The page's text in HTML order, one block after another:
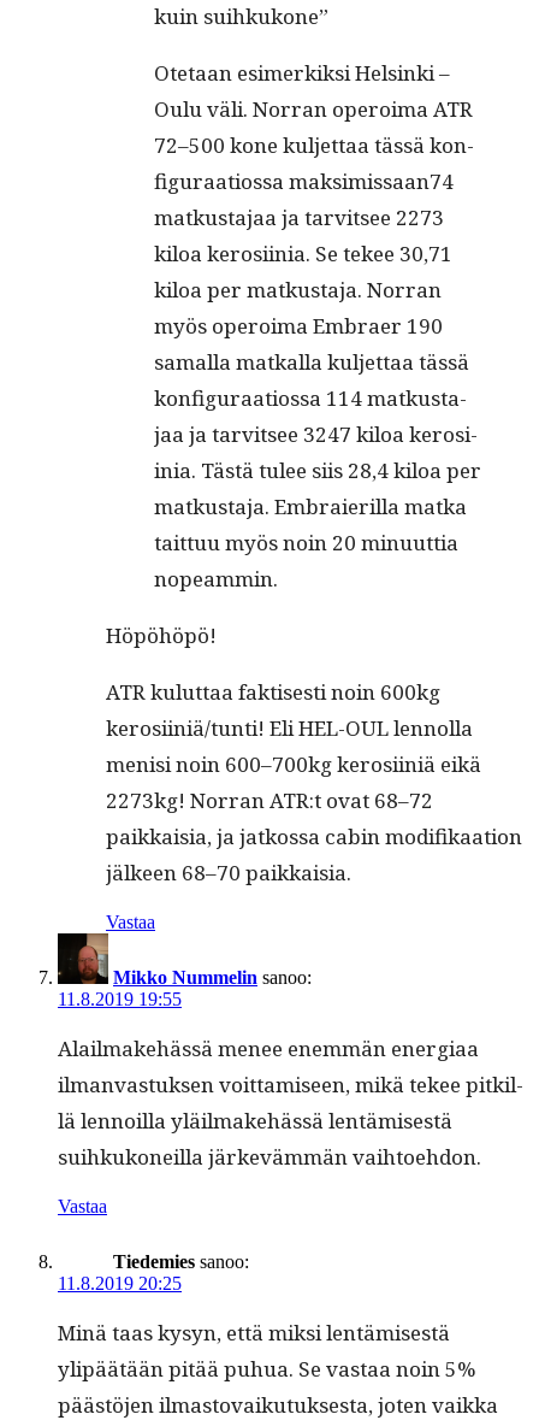
kuin suihkukone”
Ote­taan esimerkik­si Helsin­ki –
Oulu väli. Nor­ran oper­oima ATR
72–500 kone kul­jet­taa tässä kon­
fig­u­raa­tios­sa maksimissaan74
matkus­ta­jaa ja tarvit­see 2273
kiloa kerosi­inia. Se tekee 30,71
kiloa per matkus­ta­ja. Nor­ran
myös oper­oima Embraer 190
samal­la matkalla kul­jet­taa tässä
kon­fig­u­raa­tios­sa 114 matkus­ta­
jaa ja tarvit­see 3247 kiloa kerosi­
inia. Tästä tulee siis 28,4 kiloa per
matkus­ta­ja. Embraier­il­la mat­ka
tait­tuu myös noin 20 min­u­ut­tia
nopeammin.
Höpöhöpö!
ATR kulut­taa fak­tis­es­ti noin 600kg
kerosiiniä/tunti! Eli HEL-OUL lennol­la
menisi noin 600–700kg kerosi­iniä eikä
2273kg! Nor­ran ATR:t ovat 68–72
paikkaisia, ja jatkos­sa cab­in mod­i­fikaa­tion
jäl­keen 68–70 paikkaisia.
Vastaa
Mikko Nummelin sanoo:
11.8.2019 19:55
Alail­make­hässä menee enem­män ener­giaa
ilman­vas­tuk­sen voit­tamiseen, mikä tekee pitkil­
lä lennoil­la yläil­make­hässä lentämis­es­tä
suihkukoneil­la järkeväm­män vaihtoehdon.
Vastaa
Tiedemies sanoo:
11.8.2019 20:25
Minä taas kysyn, että mik­si lentämis­es­tä
ylipäätään pitää puhua. Se vas­taa noin 5%
päästö­jen ilmas­to­vaiku­tuk­ses­ta, joten vaik­ka